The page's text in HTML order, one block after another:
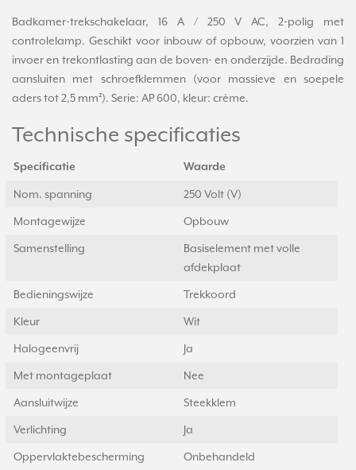
Badkamer-trekschakelaar, 16 A / 250 V AC, 2-polig met
controlelamp. Geschikt voor inbouw of opbouw, voorzien van 1
invoer en trekontlasting aan de boven- en onderzijde. Bedrading
aansluiten met schroefklemmen (voor massieve en soepele
aders tot 2,5 mm²). Serie: AP 600, kleur: crème.
Technische specificaties
Specificatie Waarde
Nom. spanning 250 Volt (V)
Montagewijze Opbouw
Samenstelling
Basiselement met volle
afdekplaat
Bedieningswijze Trekkoord
Kleur Wit
Halogeenvrij Ja
Met montageplaat Nee
Aansluitwijze Steekklem
Verlichting Ja
Oppervlaktebescherming Onbehandeld